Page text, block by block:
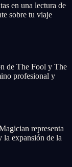
en una lectura de
sobre tu viaje
de The Fool y The
profesional y
representa
expansión de la